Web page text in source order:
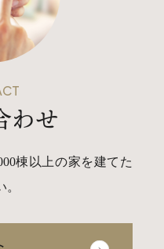
わせ
棟以上の家を建てた